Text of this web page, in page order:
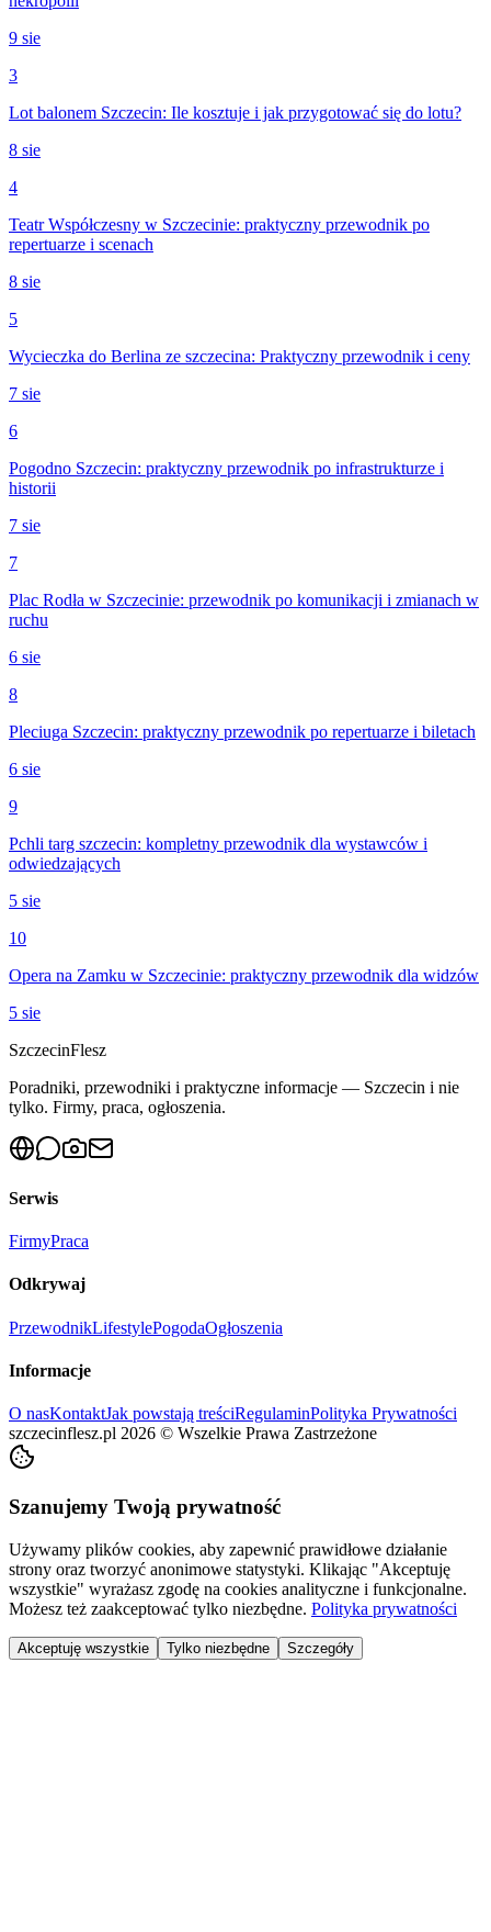
9 sie
3
Lot balonem Szczecin: Ile kosztuje i jak przygotować się do lotu?
8 sie
4
Teatr Współczesny w Szczecinie: praktyczny przewodnik po
repertuarze i scenach
8 sie
5
Wycieczka do Berlina ze szczecina: Praktyczny przewodnik i ceny
7 sie
6
Pogodno Szczecin: praktyczny przewodnik po infrastrukturze i
historii
7 sie
7
Plac Rodła w Szczecinie: przewodnik po komunikacji i zmianach w
ruchu
6 sie
8
Pleciuga Szczecin: praktyczny przewodnik po repertuarze i biletach
6 sie
9
Pchli targ szczecin: kompletny przewodnik dla wystawców i
odwiedzających
5 sie
10
Opera na Zamku w Szczecinie: praktyczny przewodnik dla widzów
5 sie
SzczecinFlesz
Poradniki, przewodniki i praktyczne informacje — Szczecin i nie
tylko. Firmy, praca, ogłoszenia.
Serwis
FirmyPraca
Odkrywaj
PrzewodnikLifestylePogodaOgłoszenia
Informacje
O nasKontaktJak powstają treściRegulaminPolityka Prywatności
szczecinflesz.pl 2026 © Wszelkie Prawa Zastrzeżone
Szanujemy Twoją prywatność
Używamy plików cookies, aby zapewnić prawidłowe działanie
strony oraz tworzyć anonimowe statystyki. Klikając "Akceptuję
wszystkie" wyrażasz zgodę na cookies analityczne i funkcjonalne.
Możesz też zaakceptować tylko niezbędne. Polityka prywatności
Akceptuję wszystkie Tylko niezbędne Szczegóły